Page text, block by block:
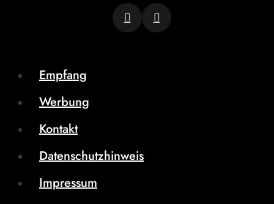
Empfang
Werbung
Kontakt
Datenschutzhinweis
Impressum